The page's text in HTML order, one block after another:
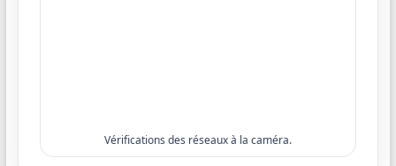
Vérifications des réseaux à la caméra.